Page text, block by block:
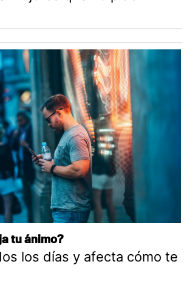
tu ánimo?
los días y afecta cómo te